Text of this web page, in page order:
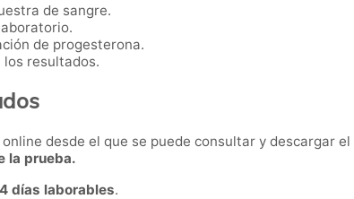
de sangre.
de progesterona.
los resultados.
desde el que se puede consultar y descargar el
la prueba.
4 días laborables.